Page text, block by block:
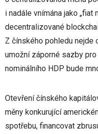
i nadále vnímána jako „fiat
decentralizované
Z čínského pohledu nejde
umožní záporné sazby
nominálního HDP bude
Otevření čínského
měny konkurující
spotřebu, financovat